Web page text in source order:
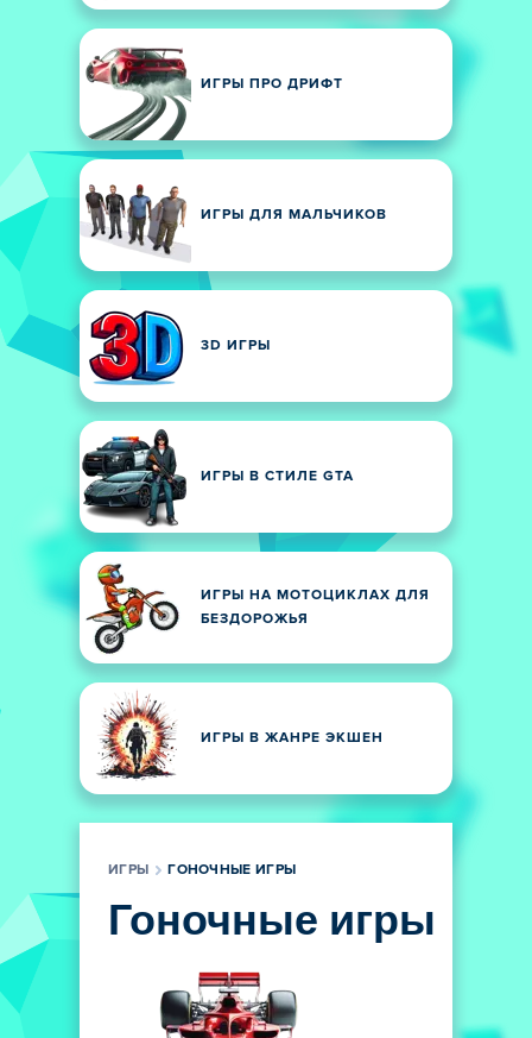
ИГРЫ ПРО ДРИФТ
ИГРЫ ДЛЯ МАЛЬЧИКОВ
3D ИГРЫ
ИГРЫ В СТИЛЕ GTA
ИГРЫ НА МОТОЦИКЛАХ ДЛЯ
БЕЗДОРОЖЬЯ
ИГРЫ В ЖАНРЕ ЭКШЕН
ИГРЫ ГОНОЧНЫЕ ИГРЫ
Гоночные игры